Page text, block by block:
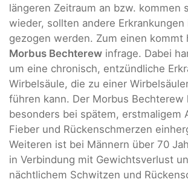
längeren Zeitraum an bzw. kommen
wieder, sollten andere Erkrankungen
gezogen werden. Zum einen kommt
Morbus Bechterew infrage. Dabei
um eine chronisch, entzündliche
Wirbelsäule, die zu einer
führen kann. Der Morbus Bechterew
besonders bei spätem, erstmaligem
Fieber und Rückenschmerzen
Weiteren ist bei Männern über 70
in Verbindung mit Gewichtsverlust
nächtlichem Schwitzen und